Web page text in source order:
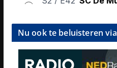
Nu ook te beluisteren via